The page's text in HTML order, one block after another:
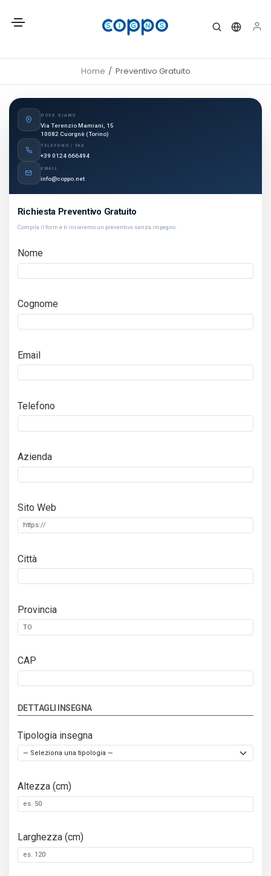
Home Preventivo Gratuito
DOVE SIAMO
Via Terenzio Mamiani, 15
10082 Cuorgnè (Torino)
TELEFONO / FAX
+39 0124 666494
EMAIL
info@coppo.net
Richiesta Preventivo Gratuito
Compila il form e ti invieremo un preventivo senza impegno.
Nome
Cognome
Email
Telefono
Azienda
Sito Web
Città
Provincia
CAP
DETTAGLI INSEGNA
Tipologia insegna
Altezza (cm)
Larghezza (cm)